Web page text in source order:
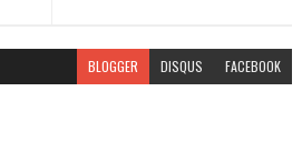
BLOGGER DISQUS FACEBOOK